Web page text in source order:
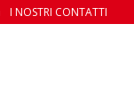
I NOSTRI CONTATTI